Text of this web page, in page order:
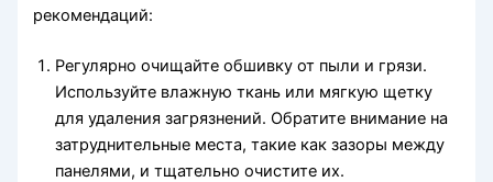
рекомендаций:
Регулярно очищайте обшивку от пыли и грязи.
Используйте влажную ткань или мягкую щетку
для удаления загрязнений. Обратите внимание на
затруднительные места, такие как зазоры между
панелями, и тщательно очистите их.